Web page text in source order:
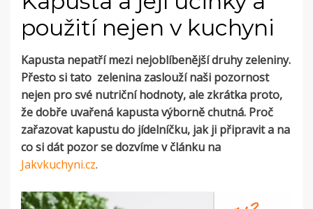
použití nejen v kuchyni
Kapusta nepatří mezi nejoblíbenější druhy zeleniny.
Přesto si tato zelenina zaslouží naši pozornost
nejen pro své nutriční hodnoty, ale zkrátka proto,
že dobře uvařená kapusta výborně chutná. Proč
zařazovat kapustu do jídelníčku, jak ji připravit a na
co si dát pozor se dozvíme v článku na
Jakvkuchyni.cz.